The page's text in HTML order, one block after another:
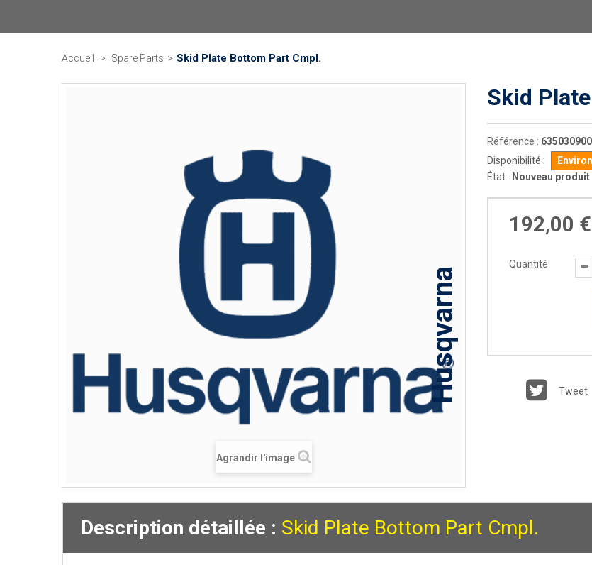
Accueil > Spare Parts > Skid Plate Bottom Part Cmpl.
Agrandir l'image
Husqvarna
Skid
Référence :
Disponibilité :
État : Nouveau produit
192,00 €
Quantité
Tweet
Description détaillée : Skid Plate Bottom Part Cmpl.